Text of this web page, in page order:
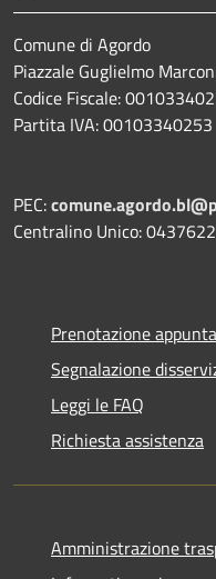
Comune di Agordo
Piazzale Guglielmo
Codice Fiscale:
Partita IVA: 00103340253
PEC:
Centralino Unico:
Prenotazione
Segnalazione
Leggi le FAQ
Richiesta assistenza
Amministrazione